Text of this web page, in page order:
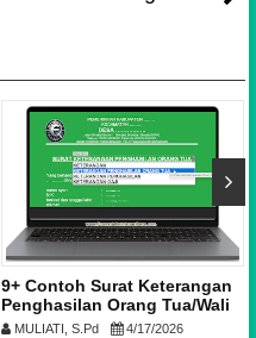
9+ Contoh Surat Keterangan
Penghasilan Orang Tua/Wali
untuk Daftar KIP Kuliah dari
MULIATI, S.Pd 4/17/2026